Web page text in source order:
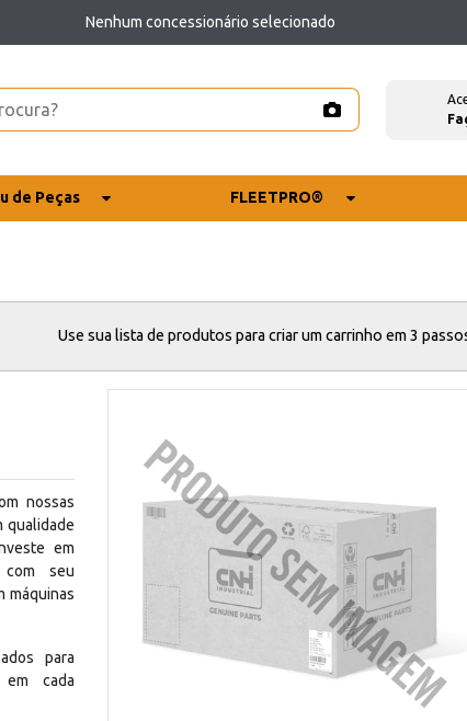
Nenhum concessionário selecionado
de Peças FLEETPRO®
Use sua lista de produtos para criar um carrinho em 3
nossas
qualidade
em
com seu
máquinas
para
em cada